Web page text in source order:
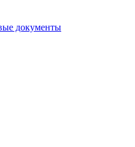
документы